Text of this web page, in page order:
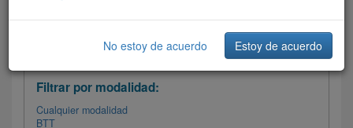
Filtrar las rutas
Filtrar por modalidad:
Cualquier modalidad
BTT
No estoy de acuerdo Estoy de acuerdo